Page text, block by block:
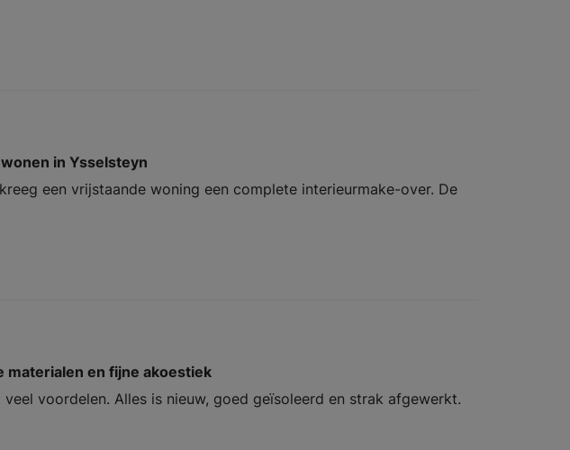
in Ysselsteyn
een vrijstaande woning een complete interieurmake-over. De
materialen en fijne akoestiek
voordelen. Alles is nieuw, goed geïsoleerd en strak afgewerkt.